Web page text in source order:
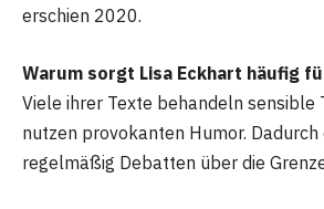
erschien 2020.
Warum sorgt Lisa Eckhart häufig
Viele ihrer Texte behandeln sensible
nutzen provokanten Humor.
regelmäßig Debatten über die